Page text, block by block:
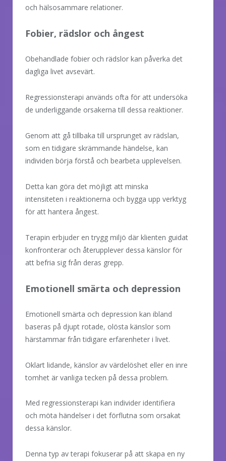
och hälsosammare relationer.
Fobier, rädslor och ångest
Obehandlade fobier och rädslor kan påverka det
dagliga livet avsevärt.
Regressionsterapi används ofta för att undersöka
de underliggande orsakerna till dessa reaktioner.
Genom att gå tillbaka till ursprunget av rädslan,
som en tidigare skrämmande händelse, kan
individen börja förstå och bearbeta upplevelsen.
Detta kan göra det möjligt att minska
intensiteten i reaktionerna och bygga upp verktyg
för att hantera ångest.
Terapin erbjuder en trygg miljö där klienten guidat
konfronterar och återupplever dessa känslor för
att befria sig från deras grepp.
Emotionell smärta och depression
Emotionell smärta och depression kan ibland
baseras på djupt rotade, olösta känslor som
härstammar från tidigare erfarenheter i livet.
Oklart lidande, känslor av värdelöshet eller en inre
tomhet är vanliga tecken på dessa problem.
Med regressionsterapi kan individer identifiera
och möta händelser i det förflutna som orsakat
dessa känslor.
Denna typ av terapi fokuserar på att skapa en ny